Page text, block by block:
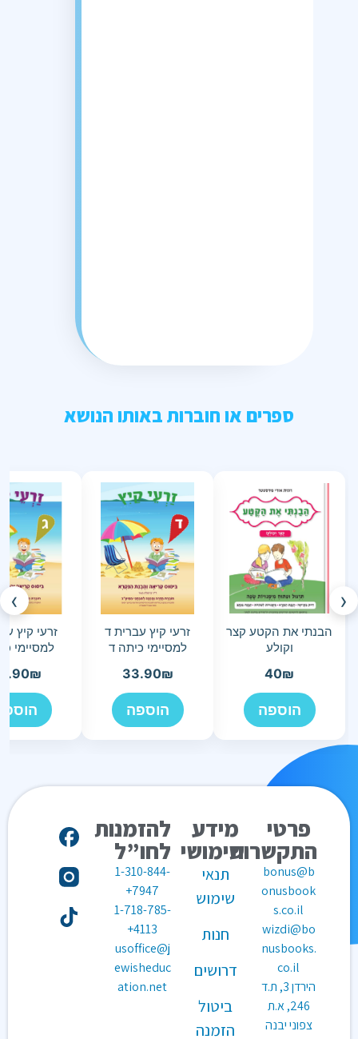
ספרים או חוברות באותו הנושא
‹
הבנתי את הקטע קצר
וקולע
40₪
הוספה
זרעי קיץ עברית ד
למסיימי כיתה ד
33.90₪
הוספה
זרעי קיץ
למסיימי
₪
›
פרטי
התקשרות
bonus@b
onusbook
s.co.il
wizdi@bo
nusbooks.
co.il
הירדן 3, ת.ד
246, א.ת
צפוני יבנה
מידע
שימושי
תנאי
שימוש
חנות
דרושים
ביטול
הזמנה
להזמנות
לחו”ל
1-310-844-
7947+
1-718-785-
4113+
usoffice@j
ewisheduc
ation.net